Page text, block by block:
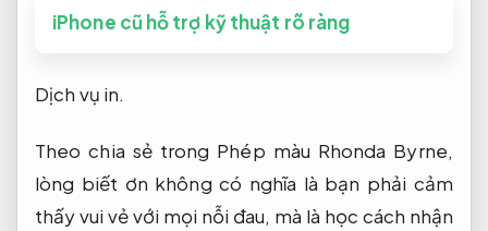
iPhone cũ hỗ trợ kỹ thuật rõ ràng
Dịch vụ in.
Theo chia sẻ trong Phép màu Rhonda Byrne,
lòng biết ơn không có nghĩa là bạn phải cảm
thấy vui vẻ với mọi nỗi đau, mà là học cách nhận